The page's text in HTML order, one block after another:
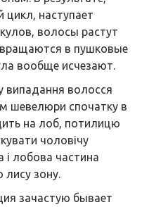
цикл, наступает
волосы растут
в пушковые
вообще исчезают.
випадання волосся
шевелюри спочатку в
на лоб, потилицю
чоловічу
і лобова частина
лису зону.
зачастую бывает